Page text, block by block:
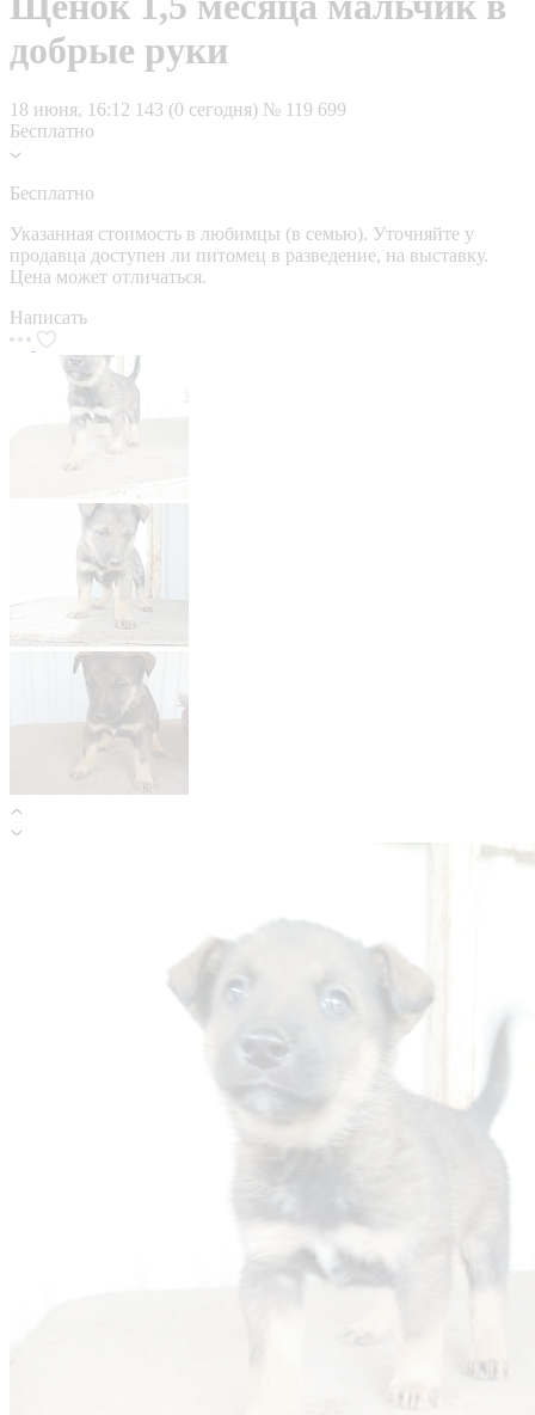
добрые руки
18 июня, 16:12 143 (0 сегодня) № 119 699
Бесплатно
Бесплатно
Указанная стоимость в любимцы (в семью). Уточняйте у
продавца доступен ли питомец в разведение, на выставку.
Цена может отличаться.
Написать